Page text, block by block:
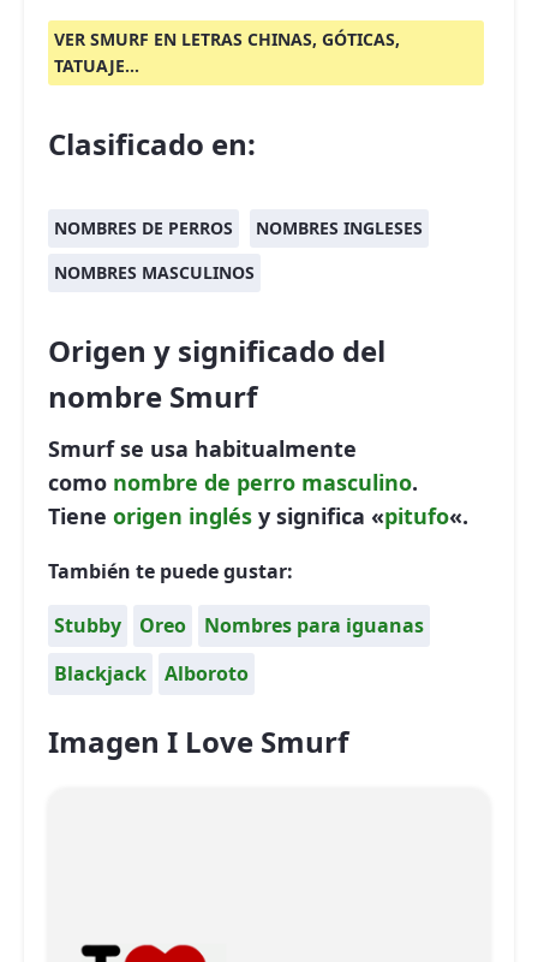
VER SMURF EN LETRAS CHINAS, GÓTICAS,
TATUAJE...
Clasificado en:
NOMBRES DE PERROS
NOMBRES INGLESES
NOMBRES MASCULINOS
Origen y significado del
nombre Smurf
Smurf se usa habitualmente
como nombre de perro masculino.
Tiene origen inglés y significa «pitufo«.
También te puede gustar:
Stubby Oreo
Nombres para iguanas
Blackjack
Alboroto
Imagen I Love Smurf